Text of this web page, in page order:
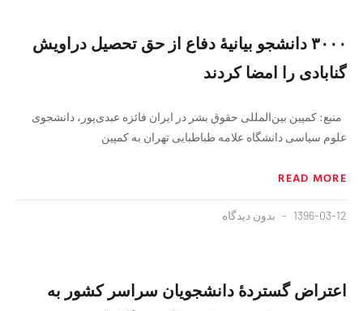
۳۰۰۰ دانشجو بیانیهٔ دفاع از حق تحصیل دراویش
گنابادی را امضا کردند
منبع: کمپین بین‌المللی حقوق بشر در ایران فائزه عبدی‌پور، دانشجوی
علوم سیاسی دانشگاه علامه طباطبایی تهران به کمپین
READ MORE
1396-03-12 بدون دیدگاه
اعتراض گستردهٔ دانشجویان سراسر کشور به